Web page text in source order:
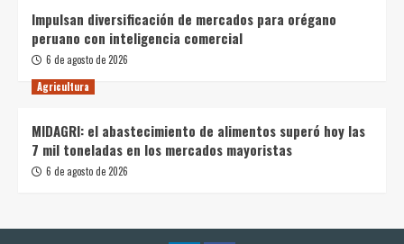
Impulsan diversificación de mercados para orégano
peruano con inteligencia comercial
6 de agosto de 2026
Agricultura
MIDAGRI: el abastecimiento de alimentos superó hoy las
7 mil toneladas en los mercados mayoristas
6 de agosto de 2026